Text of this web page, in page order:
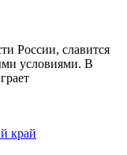
России, славится
условиями. В
край